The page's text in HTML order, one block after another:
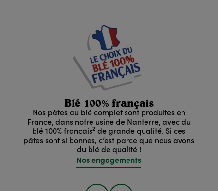
Blé 100% français
Nos pâtes au blé complet sont produites en
France, dans notre usine de Nanterre, avec du
blé 100% français2 de grande qualité. Si ces
pâtes sont si bonnes, c’est parce que nous avons
du blé de qualité !
Nos engagements